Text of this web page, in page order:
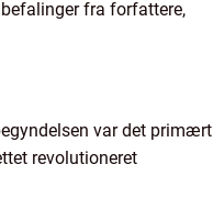
fra forfattere,
var det primært
revolutioneret